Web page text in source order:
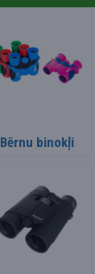
Bērnu binokļi